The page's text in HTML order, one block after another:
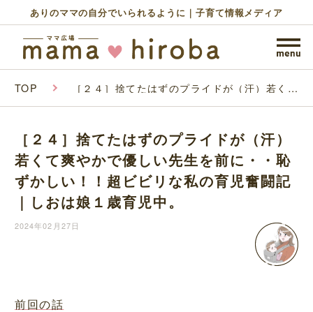
ありのママの自分でいられるように｜子育て情報メディア
TOP ［２４］捨てたはずのプライドが（汗）若くて
超ビビリな私の育児奮闘記｜しおは娘１歳育児
［２４］捨てたはずのプライドが（汗）
若くて爽やかで優しい先生を前に・・恥
ずかしい！！超ビビリな私の育児奮闘記
｜しおは娘１歳育児中。
2024年02月27日
前回の話